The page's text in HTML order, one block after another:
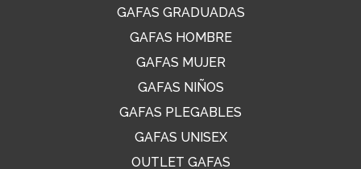
GAFAS GRADUADAS
GAFAS HOMBRE
GAFAS MUJER
GAFAS NIÑOS
GAFAS PLEGABLES
GAFAS UNISEX
OUTLET GAFAS